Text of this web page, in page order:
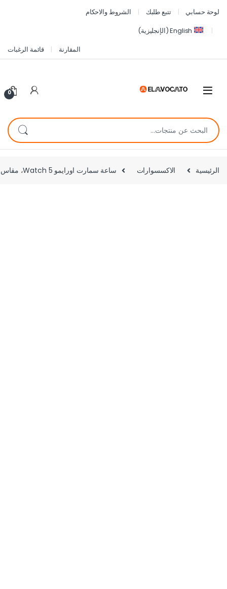
لوحة حسابي تتبع طلبك
الشروط والاحكام
English
(الإنجليزية)
المقارنة
قائمة الرغبات
0
الرئيسية الاكسسوارات ساعة سمارت اورايمو Watch 5، مقاس 2.01 بوصة، اسود لايت كروم – OSW-805